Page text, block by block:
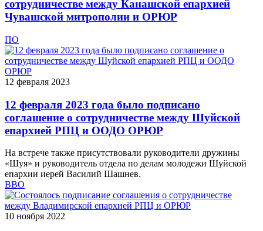
сотрудничестве между Канашской епархией
Чувашской митрополии и ОРЮР
ПО
12 февраля 2023
12 февраля 2023 года было подписано
соглашение о сотрудничестве между Шуйской
епархией РПЦ и ООДО ОРЮР
На встрече также присутствовали руководители дружины
«Шуя» и руководитель отдела по делам молодежи Шуйской
епархии иерей Василий Шашнев.
ВВО
10 ноября 2022